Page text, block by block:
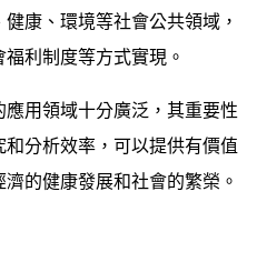
康、環境等社會公共領域，
利制度等方式實現。
用領域十分廣泛，其重要性
分析效率，可以提供有價值
的健康發展和社會的繁榮。